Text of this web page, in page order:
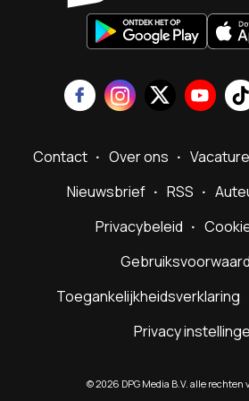
Contact Over ons
Nieuwsbrief
RSS
Privacybeleid
Toegankelijkheidsverklaring
Privacy
©2026 DPG Media B.V. alle rechten